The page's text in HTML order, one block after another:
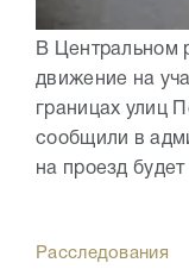
В Центральном
движение на
границах улиц
сообщили в
на проезд
Расследования